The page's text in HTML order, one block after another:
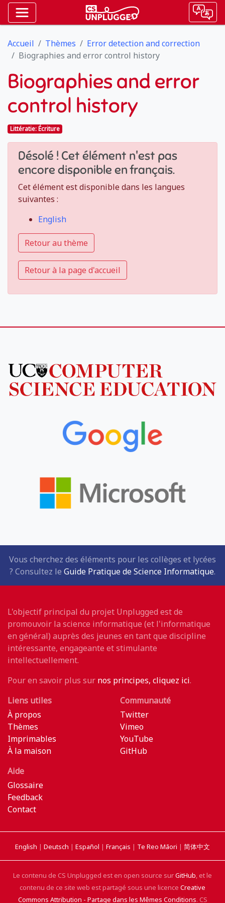
Accueil Thèmes
Error detection and correction
Biographies and error control history
Biographies and error
control history
Littératie: Écriture
Désolé ! Cet élément n'est pas
encore disponible en français.
Cet élément est disponible dans les langues
suivantes :
English
Retour au thème
Retour à la page d'accueil
Vous cherchez des éléments pour les collèges et lycées
? Consultez le Guide Pratique de Science Informatique.
L'objectif principal du projet Unplugged est de
promouvoir la science informatique (et l'informatique
en général) auprès des jeunes en tant que discipline
intéressante, engageante et stimulante
intellectuellement.
Pour en savoir plus sur nos principes, cliquez ici.
Liens utiles
À propos
Thèmes
Imprimables
À la maison
Communauté
Twitter
Vimeo
YouTube
GitHub
Aide
Glossaire
Feedback
Contact
English | Deutsch | Español | Français | Te Reo Māori | 简体中文
Le contenu de CS Unplugged est en open source surGitHub, et le
contenu de ce site web est partagé sous une licence Creative
Commons Attribution - Partage dans les Mêmes Conditions. CS